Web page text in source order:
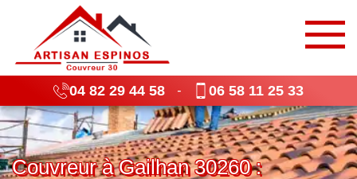
04 82 29 44 58 - 06 58 11 25 33
Couvreur à Gailhan 30260 :